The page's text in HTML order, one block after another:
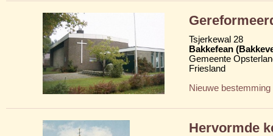
Tsjerkewal 28
Bakkefean
Gemeente
Friesland
Nieuwe bestemming
Hervormde